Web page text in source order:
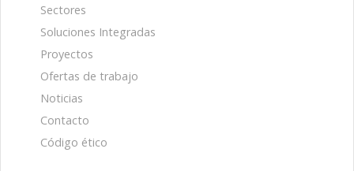
Sectores
Soluciones Integradas
Proyectos
Ofertas de trabajo
Noticias
Contacto
Código ético